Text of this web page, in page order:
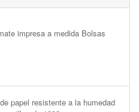
impresa a medida Bolsas
papel resistente a la humedad